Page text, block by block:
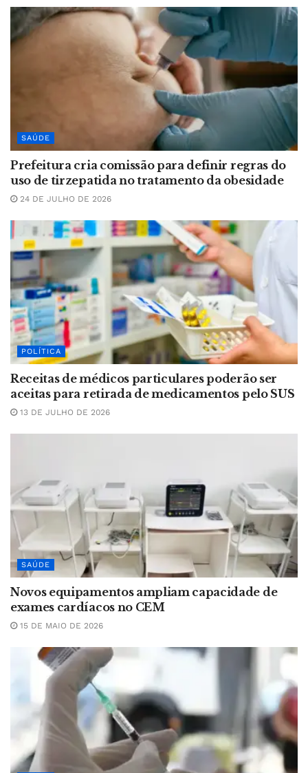
SAÚDE
Prefeitura cria comissão para definir regras do
uso de tirzepatida no tratamento da obesidade
24 DE JULHO DE 2026
POLÍTICA
Receitas de médicos particulares poderão ser
aceitas para retirada de medicamentos pelo SUS
13 DE JULHO DE 2026
SAÚDE
Novos equipamentos ampliam capacidade de
exames cardíacos no CEM
15 DE MAIO DE 2026